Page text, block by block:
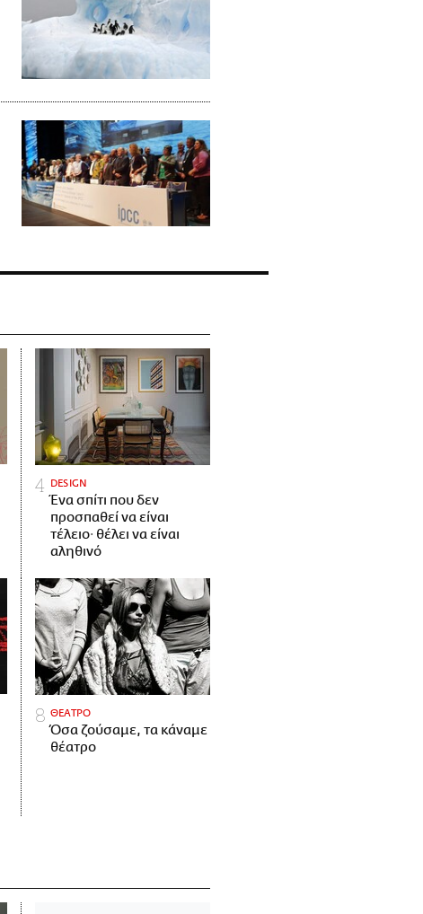
DESIGN
Ένα σπίτι που δεν
προσπαθεί να είναι
τέλειο· θέλει να είναι
αληθινό
ΘΕΑΤΡΟ
Όσα ζούσαμε, τα κάναμε
θέατρο